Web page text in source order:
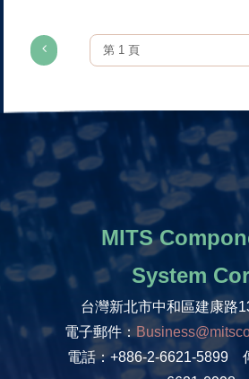
MITS
System
台灣新北市中和區建康路
電子郵件：
電話：+886-2-6621-5899